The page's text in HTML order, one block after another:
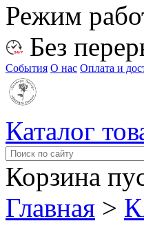
Режим
Без
События О нас Оплата и
Каталог
Корзина
Главная >